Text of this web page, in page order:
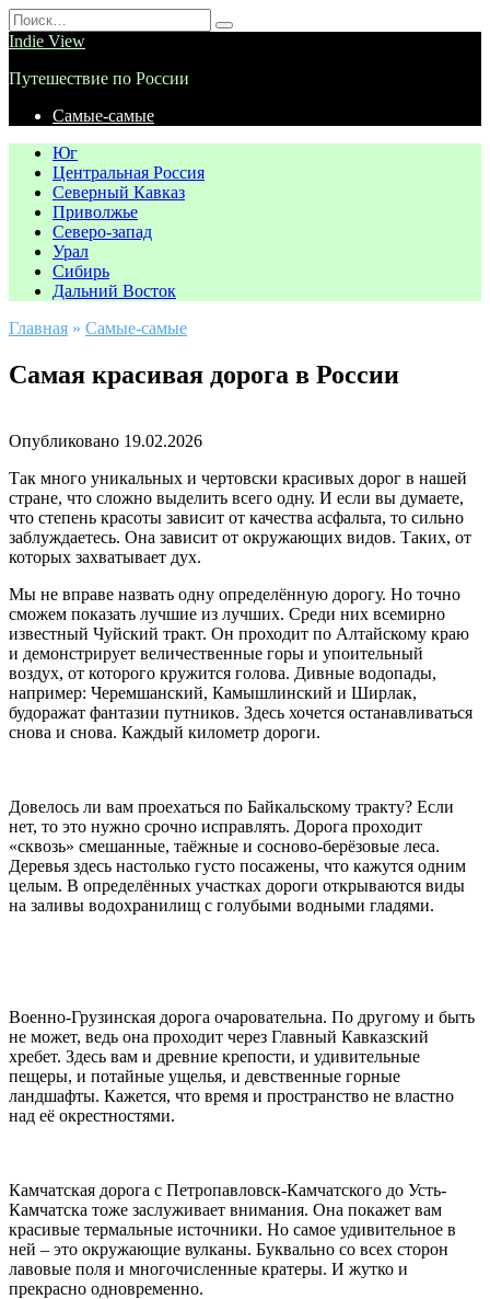
Перейти
к
Search
for:
Indie View
Путешествие по России
Самые-самые
Юг
Центральная Россия
Северный Кавказ
Приволжье
Северо-запад
Урал
Сибирь
Дальний Восток
Главная » Самые-самые
Самая красивая дорога в России
Опубликовано 19.02.2026
Так много уникальных и чертовски красивых дорог в нашей
стране, что сложно выделить всего одну. И если вы думаете,
что степень красоты зависит от качества асфальта, то сильно
заблуждаетесь. Она зависит от окружающих видов. Таких, от
которых захватывает дух.
Мы не вправе назвать одну определённую дорогу. Но точно
сможем показать лучшие из лучших. Среди них всемирно
известный Чуйский тракт. Он проходит по Алтайскому краю
и демонстрирует величественные горы и упоительный
воздух, от которого кружится голова. Дивные водопады,
например: Черемшанский, Камышлинский и Ширлак,
будоражат фантазии путников. Здесь хочется останавливаться
снова и снова. Каждый километр дороги.
Довелось ли вам проехаться по Байкальскому тракту? Если
нет, то это нужно срочно исправлять. Дорога проходит
«сквозь» смешанные, таёжные и сосново-берёзовые леса.
Деревья здесь настолько густо посажены, что кажутся одним
целым. В определённых участках дороги открываются виды
на заливы водохранилищ с голубыми водными гладями.
Военно-Грузинская дорога очаровательна. По другому и быть
не может, ведь она проходит через Главный Кавказский
хребет. Здесь вам и древние крепости, и удивительные
пещеры, и потайные ущелья, и девственные горные
ландшафты. Кажется, что время и пространство не властно
над её окрестностями.
Камчатская дорога с Петропавловск-Камчатского до Усть-
Камчатска тоже заслуживает внимания. Она покажет вам
красивые термальные источники. Но самое удивительное в
ней – это окружающие вулканы. Буквально со всех сторон
лавовые поля и многочисленные кратеры. И жутко и
прекрасно одновременно.